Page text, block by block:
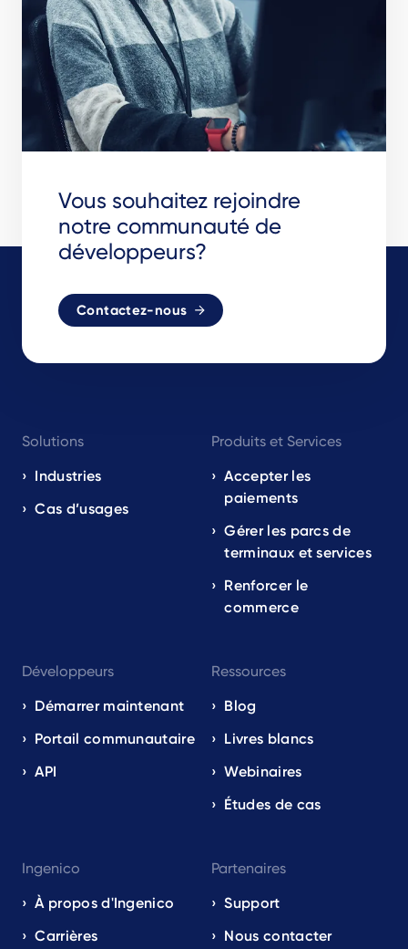
Vous souhaitez rejoindre
notre communauté de
développeurs?
Contactez-nous
navigation
EN
Solutions
Industries
Cas d’usages
Produits et Services
Accepter les
paiements
Gérer les parcs de
terminaux et services
Renforcer le
commerce
Développeurs
Démarrer maintenant
Portail communautaire
API
Ressources
Blog
Livres blancs
Webinaires
Études de cas
Ingenico
À propos d'Ingenico
Carrières
Partenaires
Support
Nous contacter